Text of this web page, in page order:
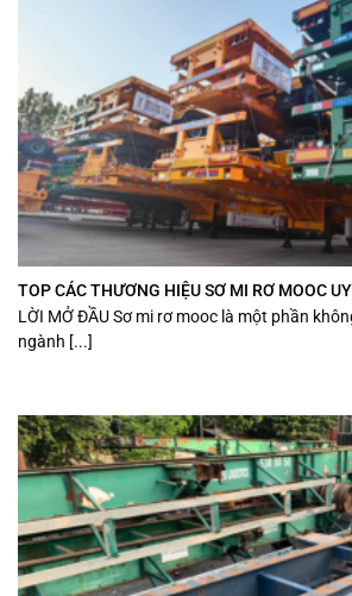
TOP CÁC THƯƠNG HIỆU SƠ MI RƠ MOOC
LỜI MỞ ĐẦU Sơ mi rơ mooc là một phần
ngành [...]